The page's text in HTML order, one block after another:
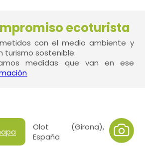
ecoturista
con el medio ambiente y
turismo sostenible.
medidas que van en ese
Olot (Girona),
España